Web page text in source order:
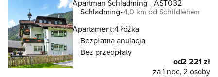
Apartman Schladming - AST032
Schladming 4,0 km od Schildlehen
Apartament:4 łóżka
Bezpłatna anulacja
Bez przedpłaty
od2 221 zł
za 1 noc, 2 osoby